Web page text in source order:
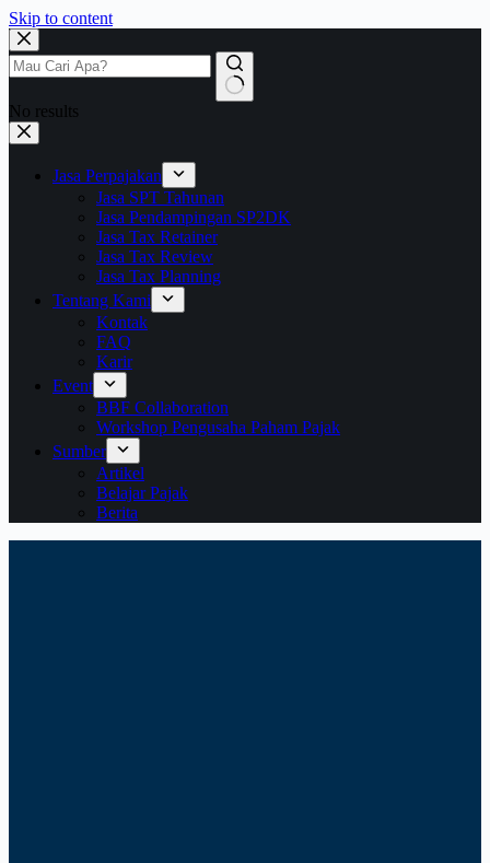
Skip to content
No results
Jasa Perpajakan
Jasa SPT Tahunan
Jasa Pendampingan SP2DK
Jasa Tax Retainer
Jasa Tax Review
Jasa Tax Planning
Tentang Kami
Kontak
FAQ
Karir
Event
BBF Collaboration
Workshop Pengusaha Paham Pajak
Sumber
Artikel
Belajar Pajak
Berita